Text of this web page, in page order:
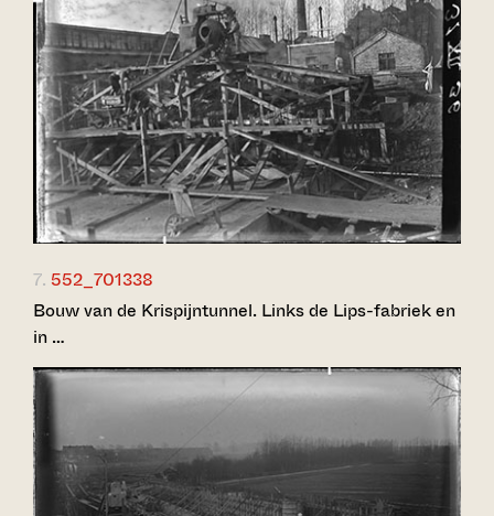
7. 552_701338
Bouw van de Krispijntunnel. Links de Lips-fabriek en
in …